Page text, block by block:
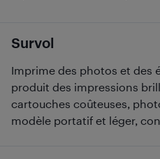
Survol
Imprime des photos et des
produit des impressions
cartouches coûteuses,
modèle portatif et léger,